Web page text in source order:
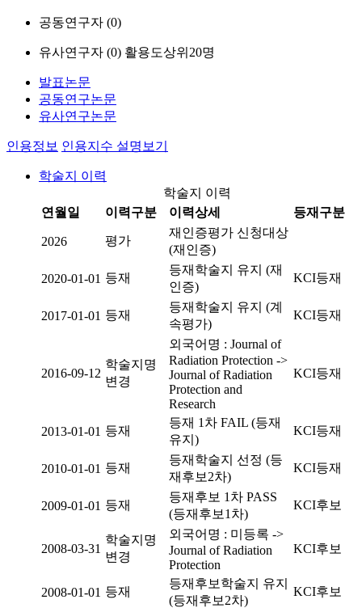
공동연구자 (0)
유사연구자 (0) 활용도상위20명
발표논문
공동연구논문
유사연구논문
인용정보 인용지수 설명보기
학술지 이력
학술지 이력
연월일
이력구분 이력상세 등재구분
2026 평가
재인증평가 신청대상
(재인증)
2020-01-01 등재
등재학술지 유지 (재
인증)
KCI등재
2017-01-01 등재
등재학술지 유지 (계
속평가)
KCI등재
2016-09-12
학술지명
변경
외국어명 : Journal of
Radiation Protection ->
Journal of Radiation
Protection and
Research
KCI등재
2013-01-01 등재
등재 1차 FAIL (등재
유지)
KCI등재
2010-01-01 등재
등재학술지 선정 (등
재후보2차)
KCI등재
2009-01-01 등재
등재후보 1차 PASS
(등재후보1차)
KCI후보
2008-03-31
학술지명
변경
외국어명 : 미등록 ->
Journal of Radiation
Protection
KCI후보
2008-01-01 등재
등재후보학술지 유지
(등재후보2차)
KCI후보